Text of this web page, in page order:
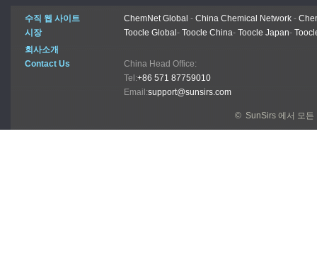
수직 웹 사이트 ChemNet Global - China Chemical Network -
시장
Toocle Global - Toocle China- Toocle Japan-
회사소개
Contact Us
China Head Office:
Tel:+86 571 87759010
Email:support@sunsirs.com
© SunSirs 에서 모